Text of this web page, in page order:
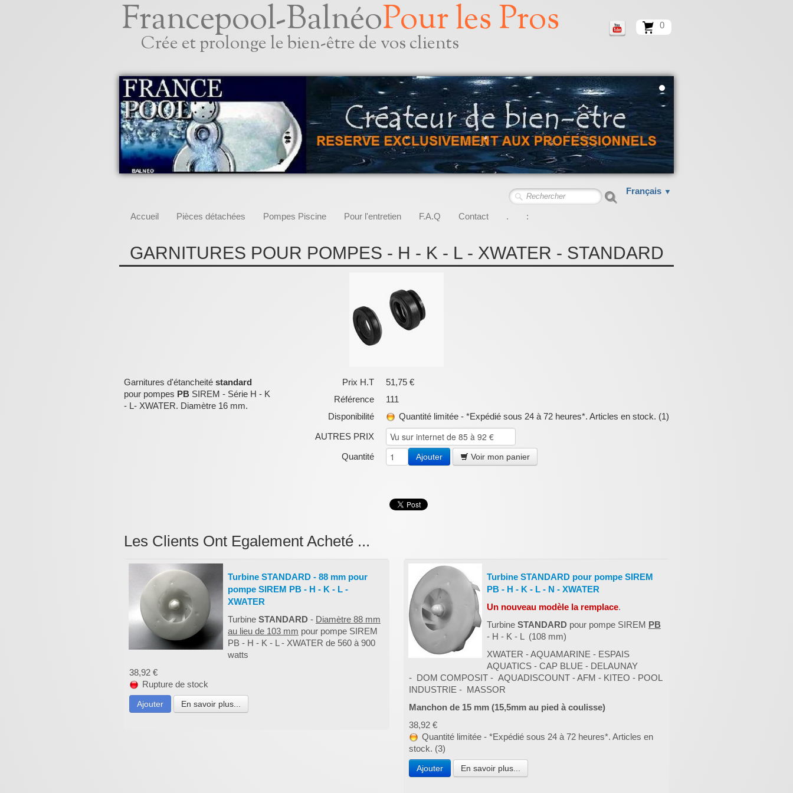
Francepool-BalnéoPour les Pros
Crée et prolonge le bien-être de vos clients
0
Français ▼
Accueil Pièces détachées Pompes Piscine Pour l'entretien F.A.Q Contact . :
GARNITURES POUR POMPES - H - K - L - XWATER - STANDARD
Prix H.T
51,75 €
Référence
111
Disponibilité
Quantité limitée - *Expédié sous 24 à 72 heures*. Articles en stock. (1)
AUTRES PRIX
Quantité
Ajouter Voir mon panier
Garnitures d'étancheité standard
pour pompes PB SIREM - Série H - K
- L- XWATER. Diamètre 16 mm.
Les Clients Ont Egalement Acheté ...
Turbine STANDARD - 88 mm pour
pompe SIREM PB - H - K - L -
XWATER
Turbine STANDARD - Diamètre 88 mm
au lieu de 103 mm pour pompe SIREM
PB - H - K - L - XWATER de 560 à 900
watts
38,92 €
Rupture de stock
Ajouter En savoir plus...
Turbine STANDARD pour pompe SIREM
PB - H - K - L - N - XWATER
Un nouveau modèle la remplace.
Turbine STANDARDpour pompe SIREM PB
- H - K - L (108 mm)
XWATER - AQUAMARINE - ESPAIS
AQUATICS - CAP BLUE - DELAUNAY
- DOM COMPOSIT - AQUADISCOUNT - AFM - KITEO - POOL
INDUSTRIE - MASSOR
Manchon de 15 mm (15,5mm au pied à coulisse)
38,92 €
Quantité limitée - *Expédié sous 24 à 72 heures*. Articles en
stock. (3)
Ajouter En savoir plus...